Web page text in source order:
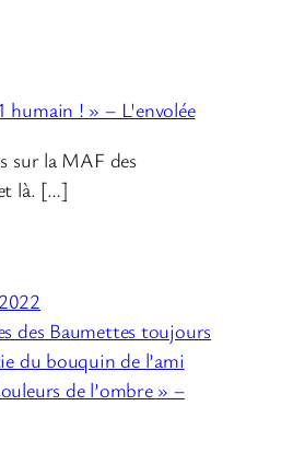
humain ! » – L'envolée
sur la MAF des
là. […]
des Baumettes toujours
du bouquin de l’ami
de l’ombre » –